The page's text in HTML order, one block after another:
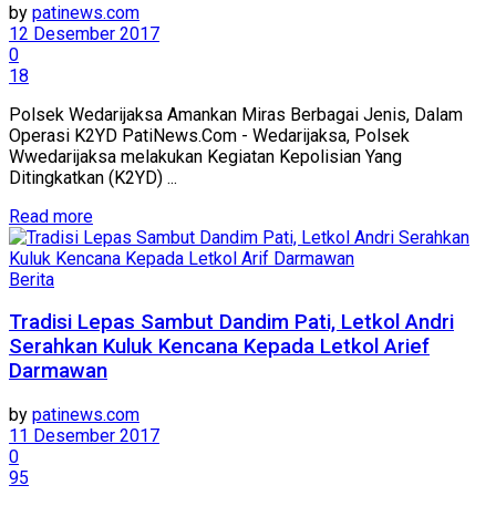
by patinews.com
12 Desember 2017
0
18
Polsek Wedarijaksa Amankan Miras Berbagai Jenis, Dalam
Operasi K2YD PatiNews.Com - Wedarijaksa, Polsek
Wwedarijaksa melakukan Kegiatan Kepolisian Yang
Ditingkatkan (K2YD) ...
Read moreDetails
Berita
Tradisi Lepas Sambut Dandim Pati, Letkol Andri
Serahkan Kuluk Kencana Kepada Letkol Arief
Darmawan
by patinews.com
11 Desember 2017
0
95